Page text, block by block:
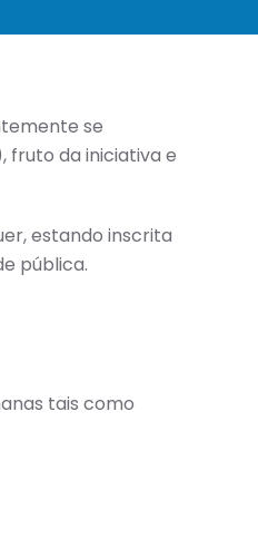
se
fruto da iniciativa e
estando inscrita
pública.
tais como